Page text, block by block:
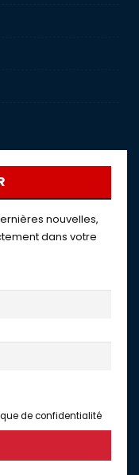
nouvelles,
dans votre
de confidentialité